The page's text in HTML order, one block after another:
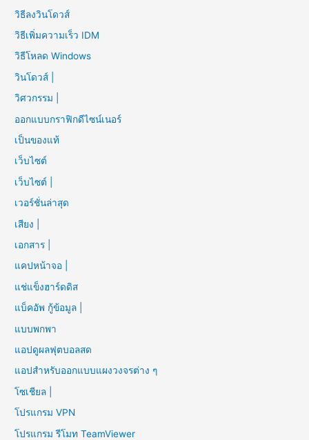
วิธีลงวินโดวส์
วิธีเพิ่มความเร็ว IDM
วิธีโหลด Windows
วินโดวส์ |
วิศวกรรม |
ออกแบบกราฟิกดีไซน์เนอร์
เป็นของแท้
เว็บไซต์
เว็บไซต์ |
เวอร์ชั่นล่าสุด
เสียง |
เอกสาร |
แคปหน้าจอ |
แช่แข็งฮาร์ดดิส
แบ็คอัพ กู้ข้อมูล |
แบบพกพา
แอปดูผลฟุตบอลสด
แอปสำหรับออกแบบแผงวงจรต่าง ๆ
โซเชียล |
โปรแกรม VPN
โปรแกรม รีโมท TeamViewer